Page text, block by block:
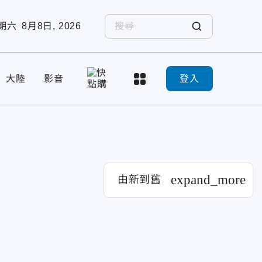
六 8月8日, 2026
大陸 影音 登入
由新到舊 expand_more